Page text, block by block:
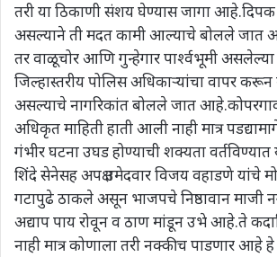
तरी या ठिकाणी संशय घेण्यास जागा
असल्याने ती मदत कामी आल्याचे बोलले जात
तर वाळूचोर आणि गुन्हेगार पार्श्वभूमी
जिल्हास्तरीय पोलिस अधिकाऱ्यांचा वापर
असल्याचे नागरिकांत बोलले जात
अधिकृत माहिती हाती आली नाही मात्र
गंभीर घटना उघड होण्याची शक्यता
शिंदे सेनेसह अपक्ष उमेदवार विजय वहाडणे यांचे
गटापुढे ठाकले असून भाजपचे निष्ठावान माजी
अद्याप पाय रोवून व ठाण मांडून उभे आहे.ते
नाही मात्र कोणाला तरी नक्कीच पाडणार आहे